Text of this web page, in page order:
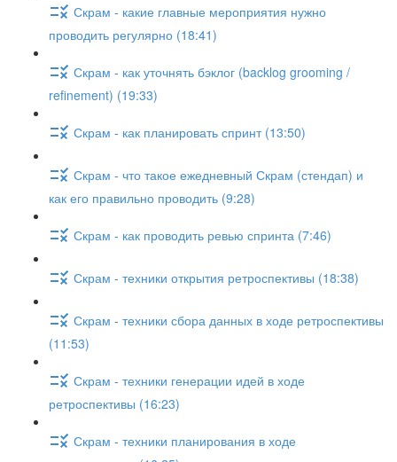
Скрам - какие главные мероприятия нужно
проводить регулярно (18:41)
Скрам - как уточнять бэклог (backlog grooming /
refinement) (19:33)
Скрам - как планировать спринт (13:50)
Скрам - что такое ежедневный Скрам (стендап) и
как его правильно проводить (9:28)
Скрам - как проводить ревью спринта (7:46)
Скрам - техники открытия ретроспективы (18:38)
Скрам - техники сбора данных в ходе ретроспективы
(11:53)
Скрам - техники генерации идей в ходе
ретроспективы (16:23)
Скрам - техники планирования в ходе